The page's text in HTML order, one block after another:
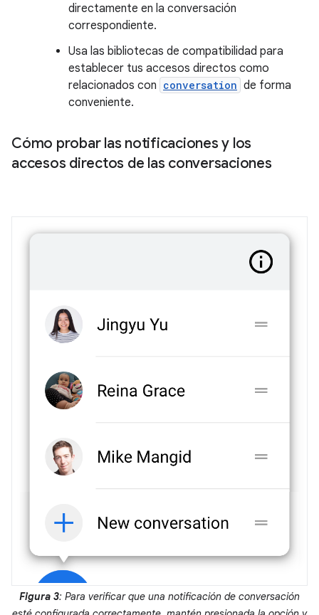
directamente en la conversación
correspondiente.
Usa las bibliotecas de compatibilidad para
establecer tus accesos directos como
relacionados con conversation de forma
conveniente.
Cómo probar las notificaciones y los
accesos directos de las conversaciones
Figura 3: Para verificar que una notificación de conversación